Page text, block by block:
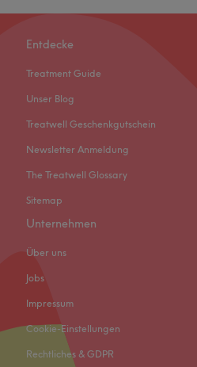
Entdecke
Treatment Guide
Unser Blog
Treatwell Geschenkgutschein
Newsletter Anmeldung
The Treatwell Glossary
Sitemap
Unternehmen
Über uns
Jobs
Impressum
Cookie-Einstellungen
Rechtliches & GDPR